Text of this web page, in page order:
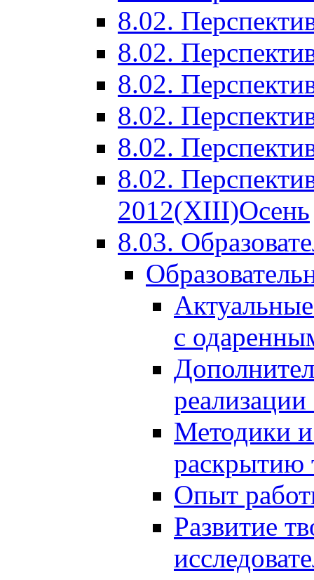
8.02.
8.02.
8.02.
8.02.
8.02.
8.02.
2012(XIII)Осень
8.03.
с
Методики
раскрытию
Опыт
Развитие